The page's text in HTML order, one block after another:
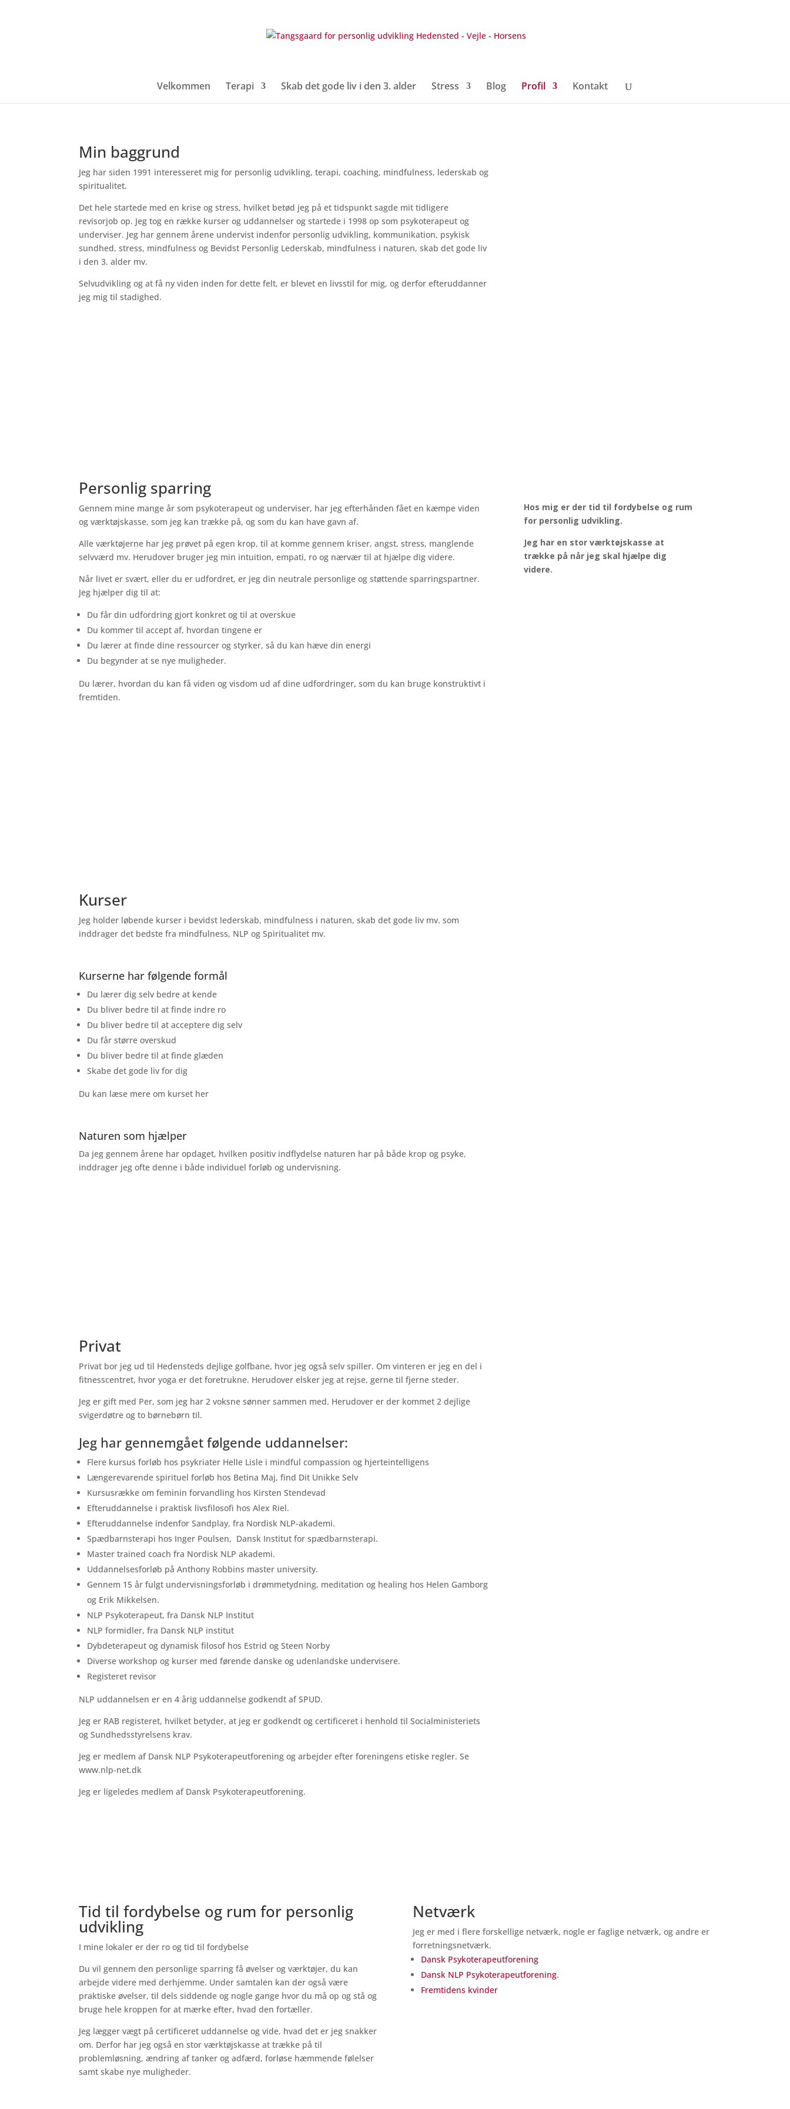
Velkommen Terapi Skab det gode liv i den 3. alder Stress Blog Profil Kontakt
Min baggrund
Jeg har siden 1991 interesseret mig for personlig udvikling, terapi, coaching, mindfulness, lederskab og
spiritualitet.
Det hele startede med en krise og stress, hvilket betød jeg på et tidspunkt sagde mit tidligere
revisorjob op. Jeg tog en række kurser og uddannelser og startede i 1998 op som psykoterapeut og
underviser. Jeg har gennem årene undervist indenfor personlig udvikling, kommunikation, psykisk
sundhed, stress, mindfulness og Bevidst Personlig Lederskab, mindfulness i naturen, skab det gode liv
i den 3. alder mv.
Selvudvikling og at få ny viden inden for dette felt, er blevet en livsstil for mig, og derfor efteruddanner
jeg mig til stadighed.
Personlig sparring
Gennem mine mange år som psykoterapeut og underviser, har jeg efterhånden fået en kæmpe viden
og værktøjskasse, som jeg kan trække på, og som du kan have gavn af.
Alle værktøjerne har jeg prøvet på egen krop, til at komme gennem kriser, angst, stress, manglende
selvværd mv. Herudover bruger jeg min intuition, empati, ro og nærvær til at hjælpe dig videre.
Når livet er svært, eller du er udfordret, er jeg din neutrale personlige og støttende sparringspartner.
Jeg hjælper dig til at:
Du får din udfordring gjort konkret og til at overskue
Du kommer til accept af, hvordan tingene er
Du lærer at finde dine ressourcer og styrker, så du kan hæve din energi
Du begynder at se nye muligheder.
Du lærer, hvordan du kan få viden og visdom ud af dine udfordringer, som du kan bruge konstruktivt i
fremtiden.
Hos mig er der tid til fordybelse og rum
for personlig udvikling.
Jeg har en stor værktøjskasse at
trække på når jeg skal hjælpe dig
videre.
Kurser
Jeg holder løbende kurser i bevidst lederskab, mindfulness i naturen, skab det gode liv mv. som
inddrager det bedste fra mindfulness, NLP og Spiritualitet mv.
Kurserne har følgende formål
Du lærer dig selv bedre at kende
Du bliver bedre til at finde indre ro
Du bliver bedre til at acceptere dig selv
Du får større overskud
Du bliver bedre til at finde glæden
Skabe det gode liv for dig
Du kan læse mere om kurset her
Naturen som hjælper
Da jeg gennem årene har opdaget, hvilken positiv indflydelse naturen har på både krop og psyke,
inddrager jeg ofte denne i både individuel forløb og undervisning.
Privat
Privat bor jeg ud til Hedensteds dejlige golfbane, hvor jeg også selv spiller. Om vinteren er jeg en del i
fitnesscentret, hvor yoga er det foretrukne. Herudover elsker jeg at rejse, gerne til fjerne steder.
Jeg er gift med Per, som jeg har 2 voksne sønner sammen med. Herudover er der kommet 2 dejlige
svigerdøtre og to børnebørn til.
Jeg har gennemgået følgende uddannelser:
Flere kursus forløb hos psykriater Helle Lisle i mindful compassion og hjerteintelligens
Længerevarende spirituel forløb hos Betina Maj, find Dit Unikke Selv
Kursusrække om feminin forvandling hos Kirsten Stendevad
Efteruddannelse i praktisk livsfilosofi hos Alex Riel.
Efteruddannelse indenfor Sandplay, fra Nordisk NLP-akademi.
Spædbarnsterapi hos Inger Poulsen, Dansk Institut for spædbarnsterapi.
Master trained coach fra Nordisk NLP akademi.
Uddannelsesforløb på Anthony Robbins master university.
Gennem 15 år fulgt undervisningsforløb i drømmetydning, meditation og healing hos Helen Gamborg
og Erik Mikkelsen.
NLP Psykoterapeut, fra Dansk NLP Institut
NLP formidler, fra Dansk NLP institut
Dybdeterapeut og dynamisk filosof hos Estrid og Steen Norby
Diverse workshop og kurser med førende danske og udenlandske undervisere.
Registeret revisor
NLP uddannelsen er en 4 årig uddannelse godkendt af SPUD.
Jeg er RAB registeret, hvilket betyder, at jeg er godkendt og certificeret i henhold til Socialministeriets
og Sundhedsstyrelsens krav.
Jeg er medlem af Dansk NLP Psykoterapeutforening og arbejder efter foreningens etiske regler. Se
www.nlp-net.dk
Jeg er ligeledes medlem af Dansk Psykoterapeutforening.
Tid til fordybelse og rum for personlig
udvikling
I mine lokaler er der ro og tid til fordybelse
Du vil gennem den personlige sparring få øvelser og værktøjer, du kan
arbejde videre med derhjemme. Under samtalen kan der også være
praktiske øvelser, til dels siddende og nogle gange hvor du må op og stå og
bruge hele kroppen for at mærke efter, hvad den fortæller.
Jeg lægger vægt på certificeret uddannelse og vide, hvad det er jeg snakker
om. Derfor har jeg også en stor værktøjskasse at trække på til
problemløsning, ændring af tanker og adfærd, forløse hæmmende følelser
samt skabe nye muligheder.
Netværk
Jeg er med i flere forskellige netværk, nogle er faglige netværk, og andre er
forretningsnetværk.
Dansk Psykoterapeutforening
Dansk NLP Psykoterapeutforening.
Fremtidens kvinder